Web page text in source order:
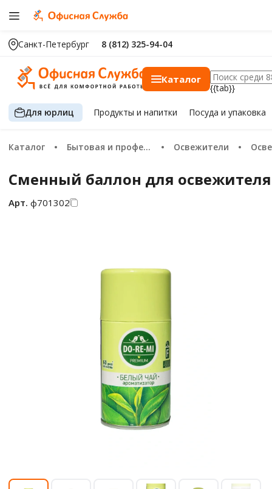
Санкт-Петербург 8 (812) 325-94-04
Каталог
{{tab}}
Для юрлиц Продуктыи напитки Посуда и упаковка
Каталог Бытовая и профессиональная химия Освежители
Сменный баллон для
Арт. ф701302